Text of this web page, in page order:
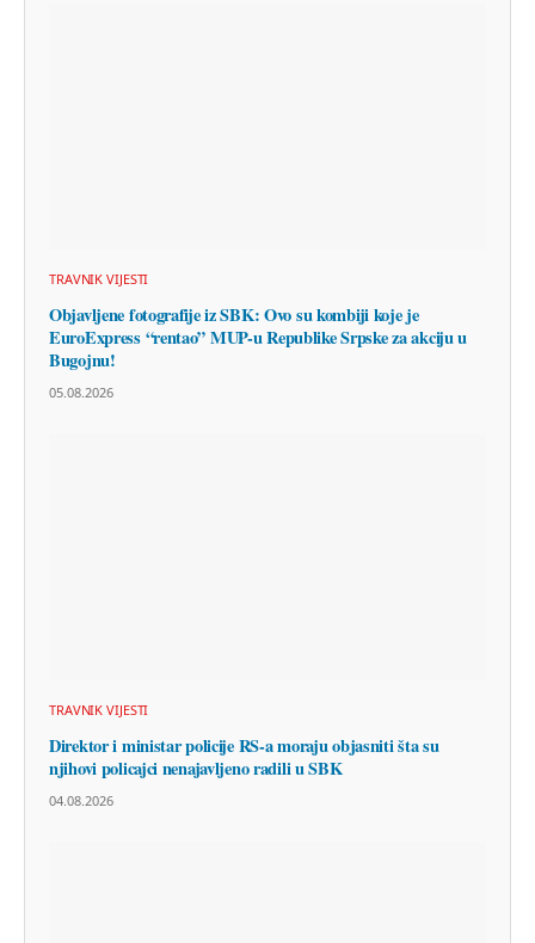
TRAVNIK VIJESTI
Objavljene fotografije iz SBK: Ovo su kombiji koje je
EuroExpress “rentao” MUP-u Republike Srpske za akciju u
Bugojnu!
05.08.2026
TRAVNIK VIJESTI
Direktor i ministar policije RS-a moraju objasniti šta su
njihovi policajci nenajavljeno radili u SBK
04.08.2026